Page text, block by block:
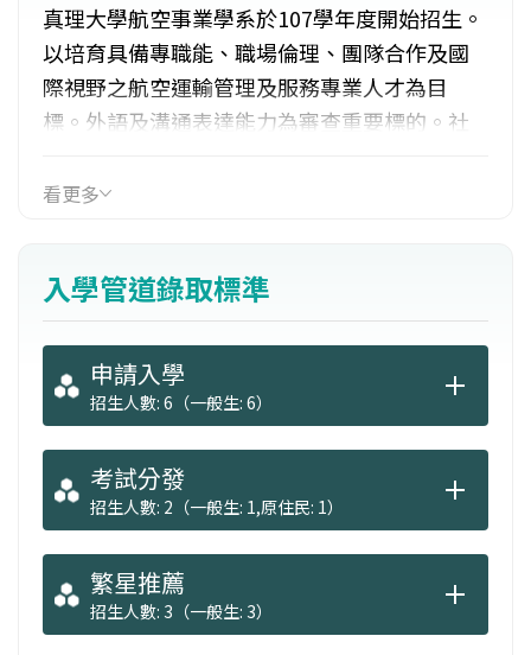
真理大學航空事業學系於107學年度開始招生。
以培育具備專職能、職場倫理、團隊合作及國
際視野之航空運輸管理及服務專業人才為目
標。外語及溝通表達能力為審查重要標的。社
空產業充滿熱忱及理想的同學加入真理航空。
看更多
入學管道錄取標準
申請入學
招生人數: 6（一般生: 6）
考試分發
招生人數: 2（一般生: 1,原住民: 1）
繁星推薦
招生人數: 3（一般生: 3）